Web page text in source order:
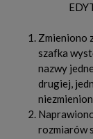
Zmieniono
szafka
nazwy
drugiej,
rozmiarów